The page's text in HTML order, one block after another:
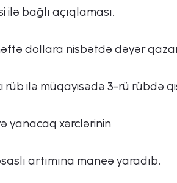
ilə bağlı açıqlaması.
dollara nisbətdə dəyər
rüb ilə müqayisədə 3-rü rübdə
yanacaq xərclərinin
artımına maneə yaradıb.